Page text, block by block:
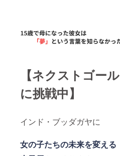
【ネクストゴール
に挑戦中】
インド・ブッダガヤに
女の子たちの未来を変える